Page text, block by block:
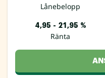
Lånebelopp
4,95 - 21,95 %
Ränta